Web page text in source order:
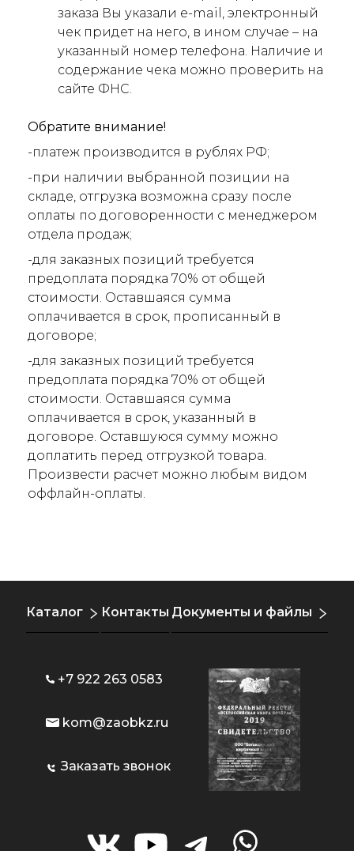
заказа Вы указали e-mail, электронный
чек придет на него, в ином случае – на
указанный номер телефона. Наличие и
содержание чека можно проверить на
сайте ФНС.
Обратите внимание!
-платеж производится в рублях РФ;
-при наличии выбранной позиции на
складе, отгрузка возможна сразу после
оплаты по договоренности с менеджером
отдела продаж;
-для заказных позиций требуется
предоплата порядка 70% от общей
стоимости. Оставшаяся сумма
оплачивается в срок, прописанный в
договоре;
-для заказных позиций требуется
предоплата порядка 70% от общей
стоимости. Оставшаяся сумма
оплачивается в срок, указанный в
договоре. Оставшуюся сумму можно
доплатить перед отгрузкой товара.
Произвести расчет можно любым видом
оффлайн-оплаты.
Каталог Контакты Документы и файлы
+7 922 263 0583
kom@zaobkz.ru
Заказать звонок